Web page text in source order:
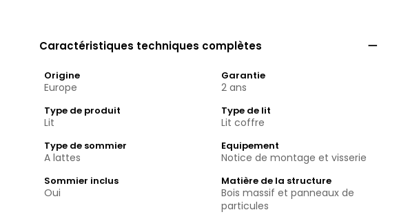
Caractéristiques techniques complètes 
Origine
Europe
Garantie
2 ans
Type de produit
Lit
Type de lit
Lit coffre
Type de sommier
A lattes
Equipement
Notice de montage et visserie
Sommier inclus
Oui
Matière de la structure
Bois massif et panneaux de
particules